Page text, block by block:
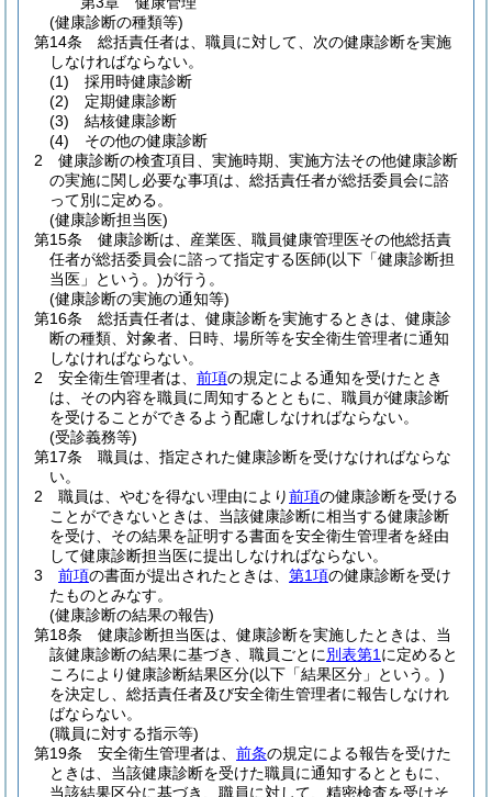
(健康診断の種類等)
第14条
総括責任者は、職員に対して、次の健康診断を実施
しなければならない。
(1)
採用時健康診断
(2)
定期健康診断
(3)
結核健康診断
(4)
その他の健康診断
2
健康診断の検査項目、実施時期、実施方法その他健康診断
の実施に関し必要な事項は、総括責任者が総括委員会に諮
って別に定める。
(健康診断担当医)
第15条
健康診断は、産業医、職員健康管理医その他総括責
任者が総括委員会に諮って指定する医師(以下「健康診断担
当医」という。)が行う。
(健康診断の実施の通知等)
第16条
総括責任者は、健康診断を実施するときは、健康診
断の種類、対象者、日時、場所等を安全衛生管理者に通知
しなければならない。
2
安全衛生管理者は、 前項の規定による通知を受けたとき
は、その内容を職員に周知するとともに、職員が健康診断
を受けることができるよう配慮しなければならない。
(受診義務等)
第17条
職員は、指定された健康診断を受けなければならな
い。
2
職員は、やむを得ない理由により前項の健康診断を受ける
ことができないときは、当該健康診断に相当する健康診断
を受け、その結果を証明する書面を安全衛生管理者を経由
して健康診断担当医に提出しなければならない。
3
前項の書面が提出されたときは、 第1項の健康診断を受け
たものとみなす。
(健康診断の結果の報告)
第18条
健康診断担当医は、健康診断を実施したときは、当
該健康診断の結果に基づき、職員ごとに別表第1 に定めると
ころにより健康診断結果区分(以下「結果区分」という。)
を決定し、総括責任者及び安全衛生管理者に報告しなけれ
ばならない。
(職員に対する指示等)
第19条
安全衛生管理者は、 前条の規定による報告を受けた
ときは、当該健康診断を受けた職員に通知するとともに、
当該結果区分に基づき、職員に対して、精密検査を受けそ